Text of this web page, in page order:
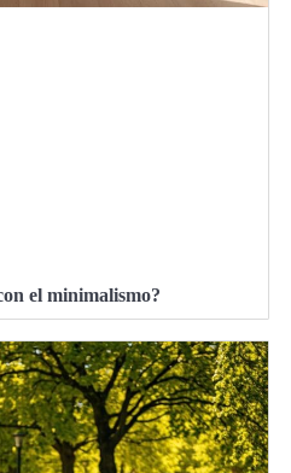
el minimalismo?